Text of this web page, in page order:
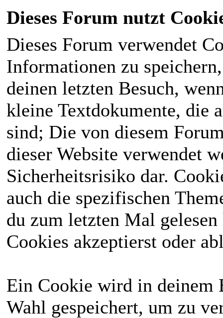
Dieses Forum nutzt
Dieses Forum verwendet
Informationen zu
deinen letzten Besuch,
kleine Textdokumente, die
sind; Die von diesem
dieser Website verwendet
Sicherheitsrisiko dar.
auch die spezifischen
du zum letzten Mal
Cookies akzeptierst oder
Ein Cookie wird in deinem
Wahl gespeichert, um zu